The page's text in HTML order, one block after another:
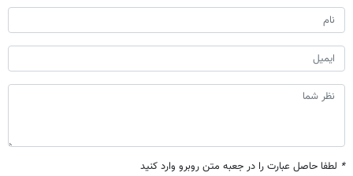
* لطفا حاصل عبارت را در جعبه متن روبرو وارد کنید